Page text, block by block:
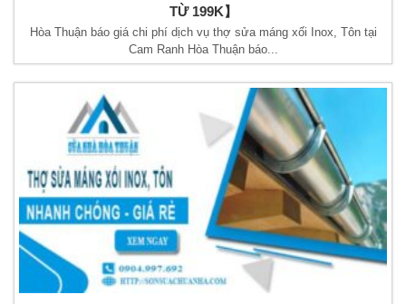
TỪ 199K】
Hòa Thuận báo giá chi phí dịch vụ thợ sửa máng xối Inox, Tôn tại
Cam Ranh Hòa Thuận báo...